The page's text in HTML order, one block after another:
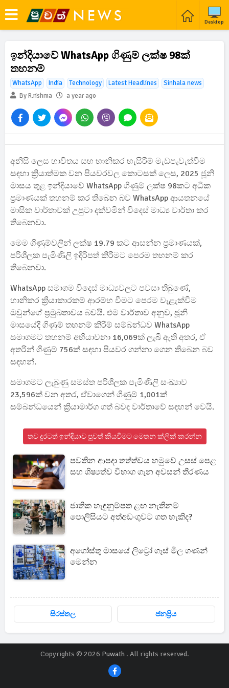
Desktop
ඉන්දියාවේ WhatsApp ගිණුම් ලක්ෂ 98ක්
තහනම්
WhatsApp India Technology Latest Headlines
Sinhala news
By R.rishma
a year ago
අනිසි ලෙස භාවිතය සහ හානිකර හැසිරීම් මැඩපැවැත්වීම
සඳහා ක්‍රියාත්මක වන පියවරවල කොටසක් ලෙස, 2025 ජූනි
මාසය තුළ ඉන්දියාවේ WhatsApp ගිණුම් ලක්ෂ 98කට අධික
ප්‍රමාණයක් තහනම් කර තිබෙන බව WhatsApp ආයතනයේ
මාසික වාර්තාවක් උපුටා දක්වමින් විදෙස් මාධ්‍ය වාර්තා කර
තිබෙනවා.
මෙම ගිණුම්වලින් ලක්ෂ 19.79 කට ආසන්න ප්‍රමාණයක්,
පරිශීලක පැමිණිලි ඉදිරිපත් කිරීමට පෙරම තහනම් කර
තිබෙනවා.
WhatsApp සමාගම විදෙස් මාධ්‍යවලට පවසා තිබුණේ,
හානිකර ක්‍රියාකාරකම් ආරම්භ වීමට පෙරම වැළැක්වීම
ඔවුන්ගේ ප්‍රමුඛතාවය බවයි. එම වාර්තාව අනුව, ජූනි
මාසයේදී ගිණුම් තහනම් කිරීම් සම්බන්ධව WhatsApp
සමාගමට තහනම් අභියාචනා 16,069ක් ලැබී ඇති අතර, ඒ
අතරින් ගිණුම් 756ක් සඳහා පියවර ගන්නා ගෙන තිබෙන බව
සඳහන්.
සමාගමට ලැබුණු සමස්ත පරිශීලක පැමිණිලි සංඛ්‍යාව
23,596ක් වන අතර, ඒවාගෙන් ගිණුම් 1,001ක්
සම්බන්ධයෙන් ක්‍රියාමාර්ග ගත් බවද වාර්තාවේ සඳහන් වෙයි.
තව දුරටත් ඉන්දියාව පුවත් කියවීමට මෙතන ක්ලික් කරන්න
පවතින ආපදා තත්ත්වය හමුවේ උසස් පෙළ
සහ ශිෂ්‍යත්ව විභාග ගැන අවසන් තීරණය
ජාතික හැඳුනුම්පත ළඟ නැතිනම්
පොලිසියට අත්අඩංගුවට ගත හැකිද?
අගෝස්තු මාසයේ ලිට්‍රෝ ගෑස් මිල ගණන්
මෙන්න
සිරස්තල ජනප්‍රිය
Copyrights © 2026 Puwath. All rights reserved.